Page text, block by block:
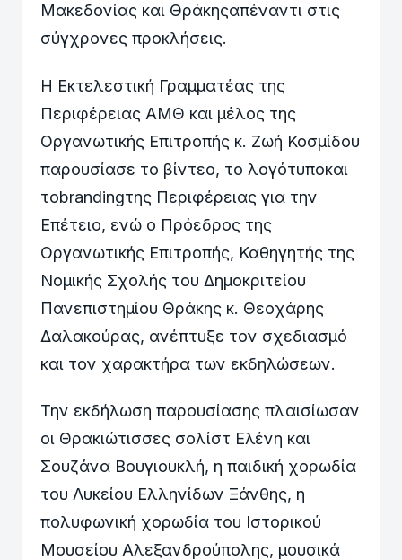
Μακεδονίας και Θράκηςαπέναντι στις
σύγχρονες προκλήσεις.
Η Εκτελεστική Γραμματέας της
Περιφέρειας ΑΜΘ και μέλος της
Οργανωτικής Επιτροπής κ. Ζωή Κοσμίδου
παρουσίασε το βίντεο, το λογότυποκαι
τοbrandingτης Περιφέρειας για την
Επέτειο, ενώ ο Πρόεδρος της
Οργανωτικής Επιτροπής, Καθηγητής της
Νομικής Σχολής του Δημοκριτείου
Πανεπιστημίου Θράκης κ. Θεοχάρης
Δαλακούρας, ανέπτυξε τον σχεδιασμό
και τον χαρακτήρα των εκδηλώσεων.
Την εκδήλωση παρουσίασης πλαισίωσαν
οι Θρακιώτισσες σολίστ Ελένη και
Σουζάνα Βουγιουκλή, η παιδική χορωδία
του Λυκείου Ελληνίδων Ξάνθης, η
πολυφωνική χορωδία του Ιστορικού
Μουσείου Αλεξανδρούπολης, μουσικά